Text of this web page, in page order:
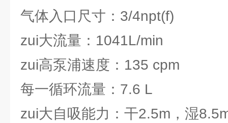
气体入口尺寸：3/4npt(f)
zui大流量：1041L/min
zui高泵浦速度：135 cpm
每一循环流量：7.6 L
zui大自吸能力：干2.5m，湿